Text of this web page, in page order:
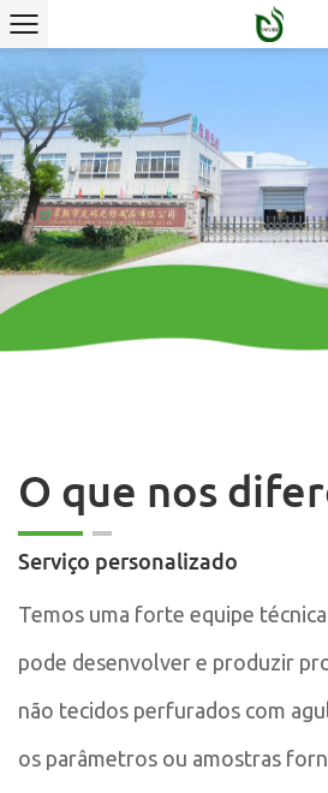
Tecidos não
Explorar mais
O que nos
Serviço personalizado
Temos uma forte equipe
pode desenvolver e produzir
não tecidos perfurados com
os parâmetros ou amostras